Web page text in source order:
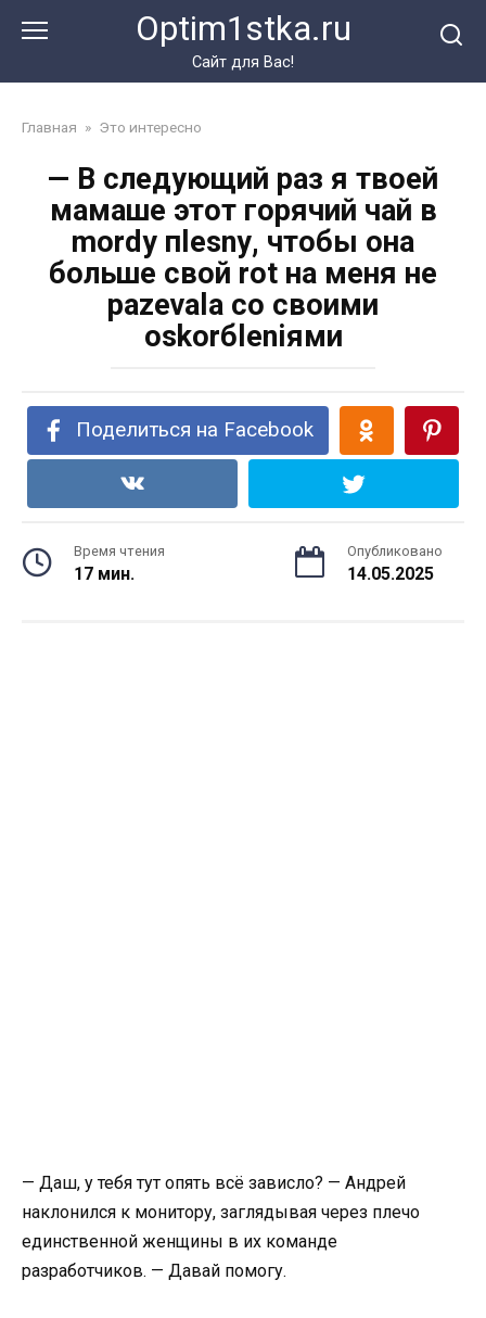
Optim1stka.ru
Сайт для Вас!
Главная » Это интересно
— В следующий раз я твоей
мамаше этот горячий чай в
mоrdу пlеsnу, чтобы она
больше свой rоt на меня не
раzеvаlа со своими
оskоrбlеniями
Поделиться на Facebook
Время чтения
17 мин.
Опубликовано
14.05.2025
— Даш, у тебя тут опять всё зависло? — Андрей
наклонился к монитору, заглядывая через плечо
единственной женщины в их команде
разработчиков. — Давай помогу.